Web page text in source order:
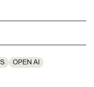
OPEN AI